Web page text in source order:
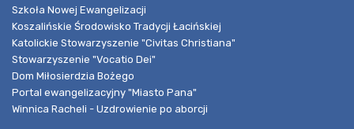
Szkoła Nowej Ewangelizacji
Koszalińskie Środowisko Tradycji Łacińskiej
Katolickie Stowarzyszenie "Civitas Christiana"
Stowarzyszenie "Vocatio Dei"
Dom Miłosierdzia Bożego
Portal ewangelizacyjny "Miasto Pana"
Winnica Racheli - Uzdrowienie po aborcji